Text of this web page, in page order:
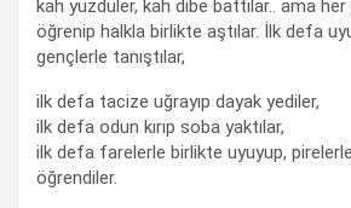
kah yüzdüler, kah dibe battılar.. ama
öğrenip halkla birlikte aştılar. İlk defa
gençlerle tanıştılar,
ilk defa tacize uğrayıp dayak yediler,
ilk defa odun kırıp soba yaktılar,
ilk defa farelerle birlikte uyuyup,
öğrendiler.